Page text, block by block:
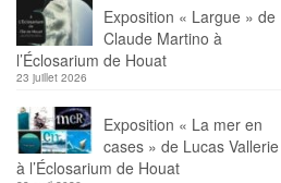
Exposition « Largue » de
Claude Martino à
l’Éclosarium de Houat
23 juillet 2026
Exposition « La mer en
cases » de Lucas Vallerie
à l’Éclosarium de Houat